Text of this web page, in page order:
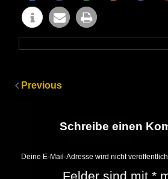
Previous
Schreibe einen
Deine E-Mail-Adresse wird nicht
Felder sind mit *